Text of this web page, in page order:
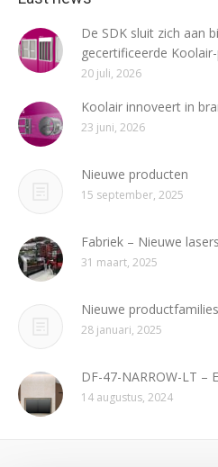
De SDK sluit zich aan
gecertificeerde
20 juli, 2026
Koolair innoveert in
23 juni, 2026
Nieuwe producten
15 september, 2025
Fabriek – Nieuwe
31 maart, 2025
Nieuwe
28 januari, 2025
DF-47-NARROW-LT –
14 augustus, 2024